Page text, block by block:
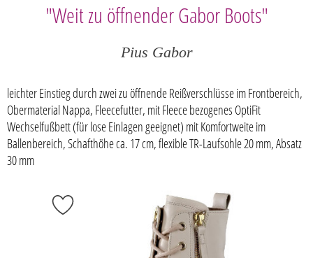
"Weit zu öffnender Gabor Boots"
Pius Gabor
leichter Einstieg durch zwei zu öffnende Reißverschlüsse im Frontbereich,
Obermaterial Nappa, Fleecefutter, mit Fleece bezogenes OptiFit
Wechselfußbett (für lose Einlagen geeignet) mit Komfortweite im
Ballenbereich, Schafthöhe ca. 17 cm, flexible TR-Laufsohle 20 mm, Absatz
30 mm